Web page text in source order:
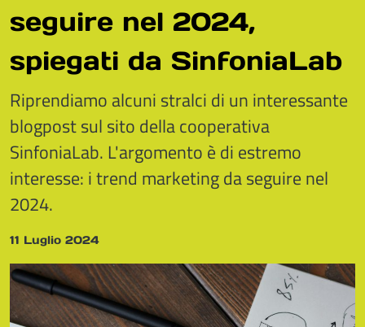
seguire nel 2024,
spiegati da SinfoniaLab
Riprendiamo alcuni stralci di un interessante
blogpost sul sito della cooperativa
SinfoniaLab. L'argomento è di estremo
interesse: i trend marketing da seguire nel
2024.
11 Luglio 2024